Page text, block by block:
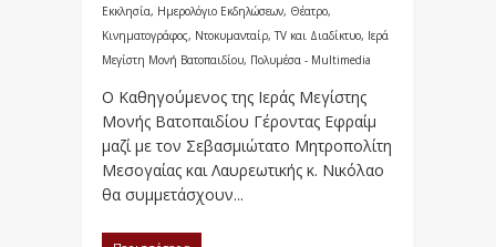
Εκκλησία, Ημερολόγιο Εκδηλώσεων, Θέατρο,
Κινηματογράφος, Ντοκυμανταίρ, TV και Διαδίκτυο, Ιερά
Μεγίστη Μονή Βατοπαιδίου, Πολυμέσα - Multimedia
Ο Καθηγούμενος της Ιεράς Μεγίστης
Μονής Βατοπαιδίου Γέροντας Εφραίμ
μαζί με τον Σεβασμιώτατο Μητροπολίτη
Μεσογαίας και Λαυρεωτικής κ. Νικόλαο
θα συμμετάσχουν...